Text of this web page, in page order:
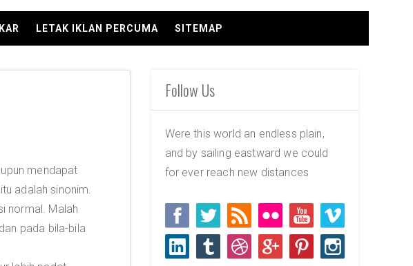
LETAK IKLAN PERCUMA SITEMAP
mendapat
adalah sinonim.
normal. Malah
pada bila-bila
Follow Us
Were this world an endless plain,
and by sailing eastward we could
for ever reach new distances